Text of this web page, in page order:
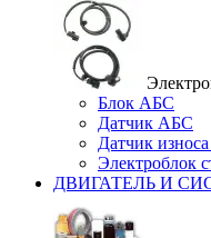
Блок АБС
Датчик АБС
Датчик
Электроблок
ДВИГАТЕЛЬ И